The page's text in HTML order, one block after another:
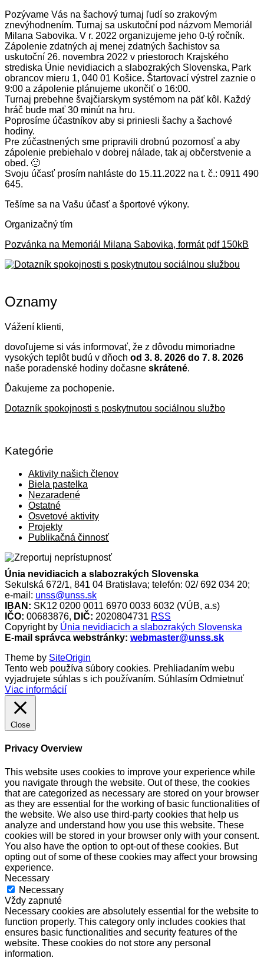
Pozývame Vás na šachový turnaj ľudí so zrakovým
znevýhodnením. Turnaj sa uskutoční pod názvom Memoriál
Milana Sabovika. V r. 2022 organizujeme jeho 0-tý ročník.
Zápolenie zdatných aj menej zdatných šachistov sa
uskutoční 26. novembra 2022 v priestoroch Krajského
strediska Únie nevidiacich a slabozrakých Slovenska, Park
obrancov mieru 1, 040 01 Košice. Štartovací výstrel zaznie o
9:00 a zápolenie plánujeme ukončiť o 16:00.
Turnaj prebehne švajčiarskym systémom na päť kôl. Každý
hráč bude mať 30 minút na hru.
Poprosíme účastníkov aby si priniesli šachy a šachové
hodiny.
Pre zúčastnených sme pripravili drobnú pozornosť a aby
zápolenie prebiehalo v dobrej nálade, tak aj občerstvenie a
obed. 🙂
Svoju účasť prosím nahláste do 15.11.2022 na t. č.: 0911 490
645.
Tešíme sa na Vašu účasť a športové výkony.
Organizačný tím
Pozvánka na Memoriál Milana Sabovika, formát pdf 150kB
Oznamy
Vážení klienti,
dovoľujeme si vás informovať, že z dôvodu mimoriadne
vysokých teplôt budú v dňoch od 3. 8. 2026 do 7. 8. 2026
naše poradenské hodiny dočasne skrátené.
Ďakujeme za pochopenie.
Dotazník spokojnosti s poskytnutou sociálnou službo
Kategórie
Aktivity našich členov
Biela pastelka
Nezaradené
Ostatné
Osvetové aktivity
Projekty
Publikačná činnosť
Únia nevidiacich a slabozrakých Slovenska
Sekulská 672/1, 841 04 Bratislava; telefón: 02/ 692 034 20;
e-mail: unss@unss.sk
IBAN: SK12 0200 0011 6970 0033 6032 (VÚB, a.s)
IČO: 00683876, DIČ: 2020804731 RSS
Copyright by Únia nevidiacich a slabozrakých Slovenska
E-mail správca webstránky: webmaster@unss.sk
Theme by SiteOrigin
Tento web používa súbory cookies. Prehliadaním webu
vyjadrujete súhlas s ich používaním. Súhlasím Odmietnuť
Viac informácií
Close
Privacy Overview
This website uses cookies to improve your experience while
you navigate through the website. Out of these, the cookies
that are categorized as necessary are stored on your browser
as they are essential for the working of basic functionalities of
the website. We also use third-party cookies that help us
analyze and understand how you use this website. These
cookies will be stored in your browser only with your consent.
You also have the option to opt-out of these cookies. But
opting out of some of these cookies may affect your browsing
experience.
Necessary
Necessary
Vždy zapnuté
Necessary cookies are absolutely essential for the website to
function properly. This category only includes cookies that
ensures basic functionalities and security features of the
website. These cookies do not store any personal
information.